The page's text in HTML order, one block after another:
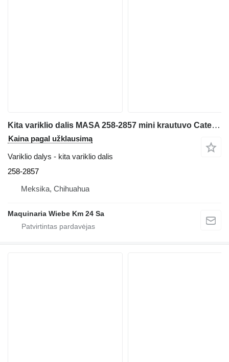
Kita variklio dalis MASA 258-2857 mini krautuvo Caterpillar 246C
Kaina pagal užklausimą
Variklio dalys - kita variklio dalis
258-2857
Meksika, Chihuahua
Maquinaria Wiebe Km 24 Sa